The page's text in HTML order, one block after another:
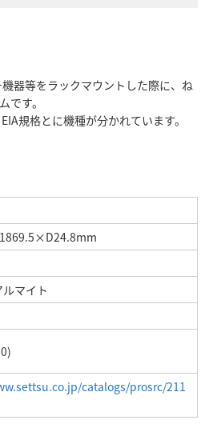
器等をラックマウントした際に、ね
です。
規格とに機種が分かれています。
マイト
catalogs/prosrc/211